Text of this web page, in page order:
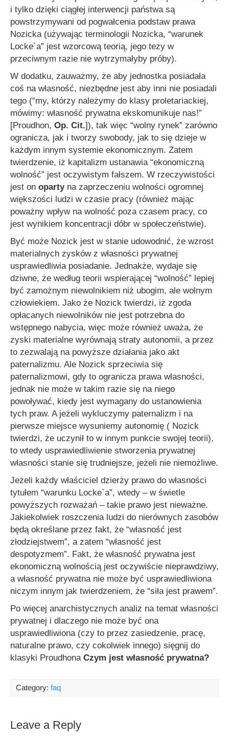
i tylko dzięki ciągłej interwencji państwa są
powstrzymywani od pogwałcenia podstaw prawa
Nozicka (używając terminologii Nozicka, “warunek
Locke`a” jest wzorcową teorią, jego tezy w
przeciwnym razie nie wytrzymałyby próby).
W dodatku, zauważmy, że aby jednostka posiadała
coś na własność, niezbędne jest aby inni nie posiadali
tego (“my, którzy należymy do klasy proletariackiej,
mówimy: własność prywatna ekskomunikuje nas!”
[Proudhon, Op. Cit.]), tak więc “wolny rynek” zarówno
ogranicza, jak i tworzy swobody, jak to się dzieje w
każdym innym systemie ekonomicznym. Zatem
twierdzenie, iż kapitalizm ustanawia “ekonomiczną
wolność” jest oczywistym fałszem. W rzeczywistości
jest on opartyna zaprzeczeniu wolności ogromnej
większości ludzi w czasie pracy (również mając
poważny wpływ na wolność poza czasem pracy, co
jest wynikiem koncentracji dóbr w społeczeństwie).
Być może Nozick jest w stanie udowodnić, że wzrost
materialnych zysków z własności prywatnej
usprawiedliwia posiadanie. Jednakże, wydaje się
dziwne, że według teorii wspierającej “wolność” lepiej
być zamożnym niewolnikiem niż ubogim, ale wolnym
człowiekiem. Jako że Nozick twierdzi, iż zgoda
opłacanych niewolników nie jest potrzebna do
wstępnego nabycia, więc może również uważa, że
zyski materialne wyrównają straty autonomii, a przez
to zezwalają na powyższe działania jako akt
paternalizmu. Ale Nozick sprzeciwia się
paternalizmowi, gdy to ogranicza prawa własności,
jednak nie może w takim razie się na niego
powoływać, kiedy jest wymagany do ustanowienia
tych praw. A jeżeli wykluczymy paternalizm i na
pierwsze miejsce wysuniemy autonomię ( Nozick
twierdzi, że uczynił to w innym punkcie swojej teorii),
to wtedy usprawiedliwienie stworzenia prywatnej
własności stanie się trudniejsze, jeżeli nie niemożliwe.
Jeżeli każdy właściciel dzierży prawo do własności
tytułem “warunku Locke`a”, wtedy – w świetle
powyższych rozważań – takie prawo jest nieważne.
Jakiekolwiek roszczenia ludzi do nierównych zasobów
będą określane przez fakt, że “własność jest
złodziejstwem”, a zatem “własność jest
despotyzmem”. Fakt, że własność prywatna jest
ekonomiczną wolnością jest oczywiście nieprawdziwy,
a własność prywatna nie może być usprawiedliwiona
niczym innym jak twierdzeniem, że “siła jest prawem”.
Po więcej anarchistycznych analiz na temat własności
prywatnej i dlaczego nie może być ona
usprawiedliwiona (czy to przez zasiedzenie, pracę,
naturalne prawo, czy cokolwiek innego) sięgnij do
klasyki Proudhona Czym jest własność prywatna?
Category: faq
Leave a Reply